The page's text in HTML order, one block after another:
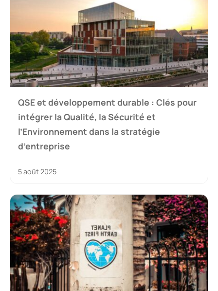
QSE et développement durable : Clés pour
intégrer la Qualité, la Sécurité et
l’Environnement dans la stratégie
d’entreprise
5 août 2025